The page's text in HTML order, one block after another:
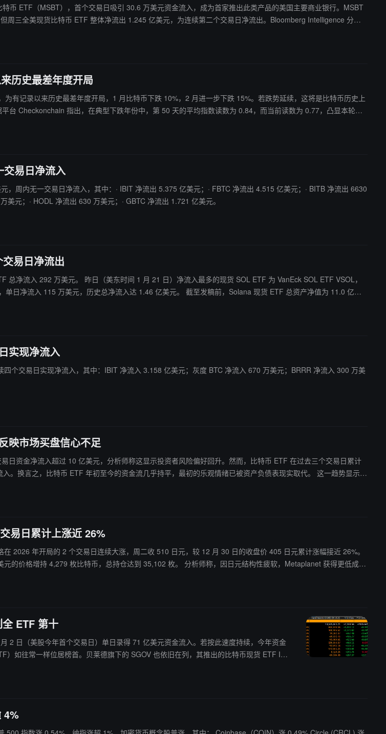
币 ETF（MSBT），首个交易日吸引 30.6 万美元资金流入，成为首家推出此类产品的美国主要商业银行。MSBT
历史最差年度开局
有记录以来历史最差年度开局，1 月比特币下跌 10%，2 月进一步下跌 15%。若跌势延续，这将是比特币历史上
台 Checkonchain 指出，在典型下跌年份中，第 50 天的平均指数读数为 0.84，而当前读数为 0.77，凸显本轮回
交易日净流入
周内无一交易日净流入，其中：· IBIT 净流出 5.375 亿美元；· FBTC 净流出 4.515 亿美元；· BITB 净流出 6630
元；· HODL 净流出 630 万美元；· GBTC 净流出 1.721 亿美元。
易日净流出
SOL ETF 为 VanEck SOL ETF VSOL，
实现净流入
个交易日实现净流入，其中：IBIT 净流入 3.158 亿美元；灰度 BTC 净流入 670 万美元；BRRR 净流入 300 万美
映市场买盘信心不足
资金净流入超过 10 亿美元，分析师称这显示投资者风险偏好回升。然而，比特币 ETF 在过去三个交易日累计
易日累计上涨近 26%
2026 年开局的 2 个交易日连续大涨，周二收 510 日元，较 12 月 30 日的收盘价 405 日元累计涨幅接近 26%。
达到 35,102 枚。 分析师称，因日元结构性疲软，Metaplanet 获得更低成本
ETF 第十
2 日（美股今年首个交易日）单日录得 71 亿美元资金流入。若按此速度持续，今年资金
4%